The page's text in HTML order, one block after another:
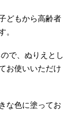
どもから高齢者
。
で、ぬりえとし
お使いいただけ
な色に塗ってお